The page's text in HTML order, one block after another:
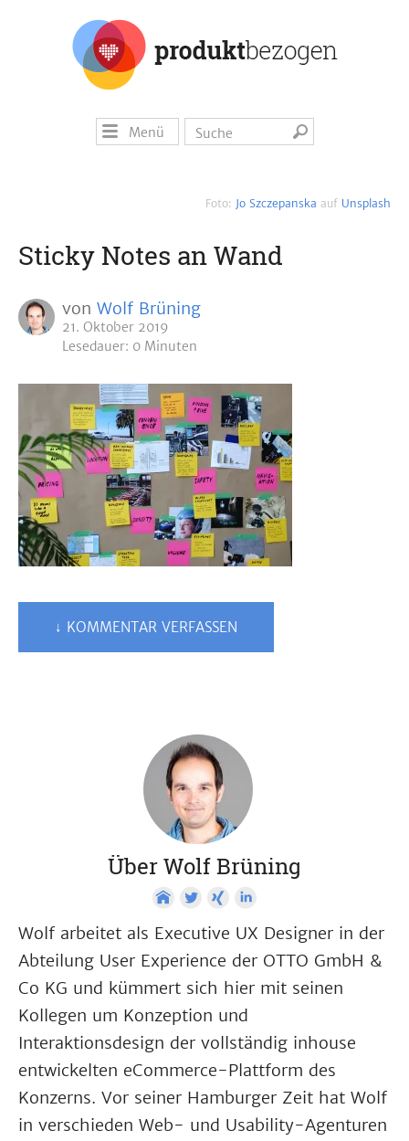
Menü
Foto: Jo Szczepanska auf Unsplash
Sticky Notes an Wand
von Wolf Brüning
21. Oktober 2019
Lesedauer: 0 Minuten
↓ KOMMENTAR VERFASSEN
Über Wolf Brüning
Wolf arbeitet als Executive UX Designer in der
Abteilung User Experience der OTTO GmbH &
Co KG und kümmert sich hier mit seinen
Kollegen um Konzeption und
Interaktionsdesign der vollständig inhouse
entwickelten eCommerce-Plattform des
Konzerns. Vor seiner Hamburger Zeit hat Wolf
in verschieden Web- und Usability-Agenturen